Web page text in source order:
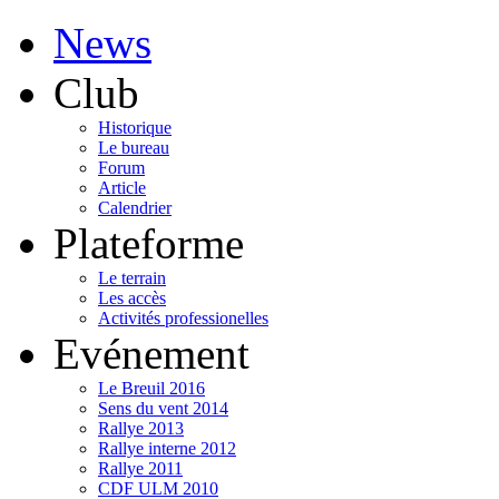
News
Club
Historique
Le bureau
Forum
Article
Calendrier
Plateforme
Le terrain
Les accès
Activités professionelles
Evénement
Le Breuil 2016
Sens du vent 2014
Rallye 2013
Rallye interne 2012
Rallye 2011
CDF ULM 2010